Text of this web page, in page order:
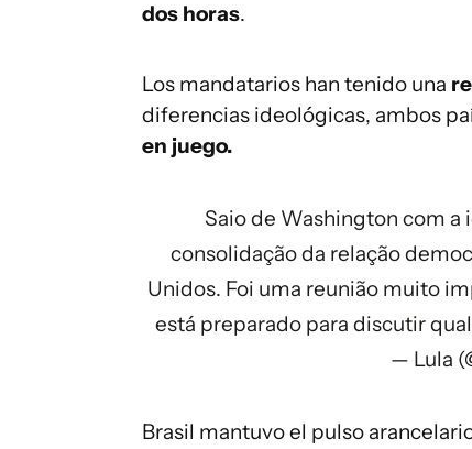
dos horas.
Los mandatarios han tenido una
diferencias ideológicas, ambos
en juego.
Saio de Washington com
consolidação da relação
Unidos. Foi uma reunião muito
está preparado para discutir
— Lula
Brasil mantuvo el pulso